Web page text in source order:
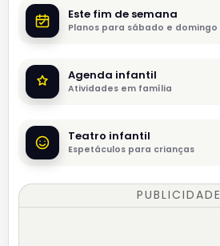
Este fim de semana
Planos para sábado e domingo
Agenda infantil
Atividades em família
Teatro infantil
Espetáculos para crianças
PUBLICIDADE